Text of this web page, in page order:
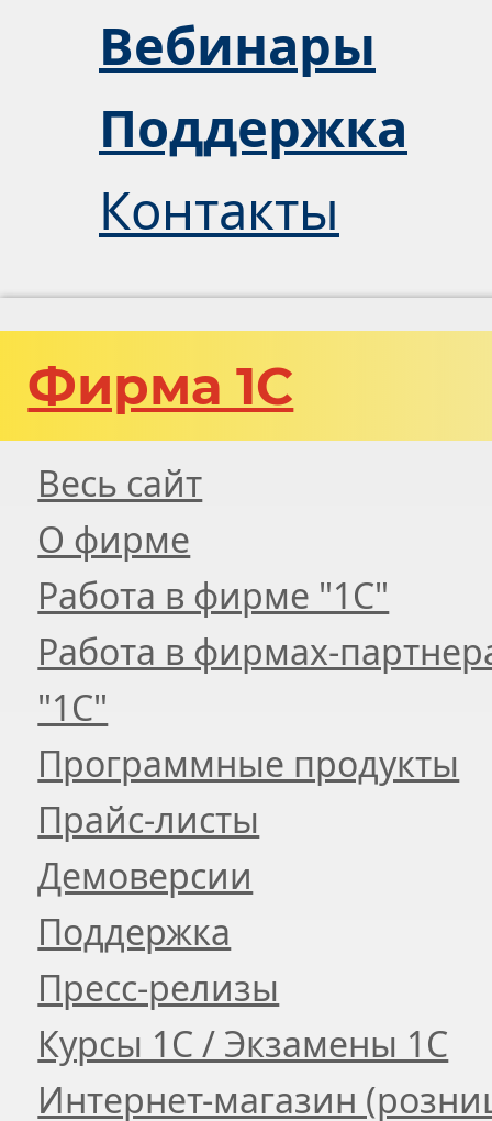
Вебинары
Поддержка
Контакты
Фирма 1С
Весь сайт
О фирме
Работа в фирме "1С"
Работа в фирмах-
"1С"
Программные продукты
Прайс-листы
Демоверсии
Поддержка
Пресс-релизы
Курсы 1С / Экзамены 1С
Интернет-магазин